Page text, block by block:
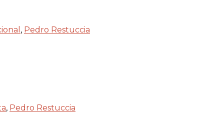
, Pedro Restuccia
, Pedro Restuccia